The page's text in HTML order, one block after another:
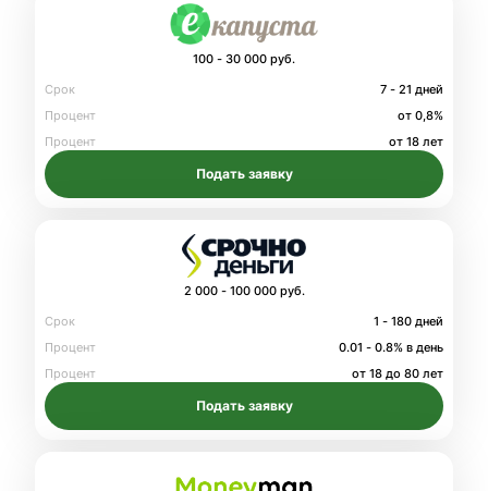
100 - 30 000 руб.
Срок
7 - 21 дней
Процент
от 0,8%
Процент
от 18 лет
Подать заявку
2 000 - 100 000 руб.
Срок
1 - 180 дней
Процент
0.01 - 0.8% в день
Процент
от 18 до 80 лет
Подать заявку